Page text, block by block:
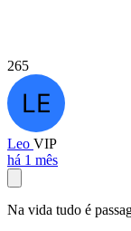
265
Leo VIP
há 1 mês
Na vida tudo é